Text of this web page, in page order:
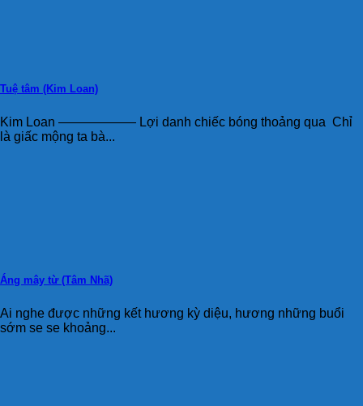
Tuệ tâm (Kim Loan)
Kim Loan —————— Lợi danh chiếc bóng thoảng qua Chỉ
là giấc mộng ta bà...
Áng mây từ (Tâm Nhã)
Ai nghe được những kết hương kỳ diệu, hương những buổi
sớm se se khoảng...